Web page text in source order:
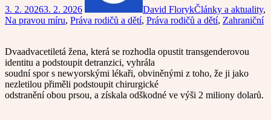
3. 2. 20263. 2. 2026 David FlorykČlánky a aktuality,
Na pravou míru, Práva rodičů a dětí, Práva rodičů a dětí, Zahraniční
Dvaadvacetiletá žena, která se rozhodla opustit transgenderovou
identitu a podstoupit detranzici, vyhrála
soudní spor s newyorskými lékaři, obviněnými z toho, že ji jako
nezletilou přiměli podstoupit chirurgické
odstranění obou prsou, a získala odškodné ve výši 2 miliony dolarů.